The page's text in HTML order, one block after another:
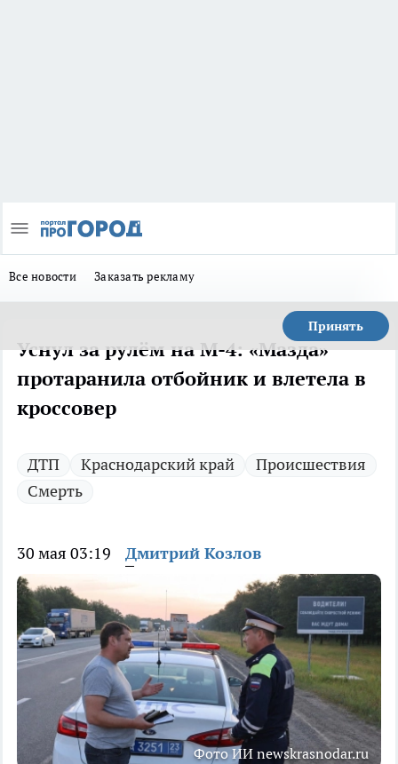
Все новости Заказать рекламу
Принять
Уснул за рулём на М-4: «Мазда»
протаранила отбойник и влетела в
кроссовер
ДТП Краснодарский край
Происшествия
Смерть
30 мая 03:19 Дмитрий Козлов
Фото ИИ newskrasnodar.ru